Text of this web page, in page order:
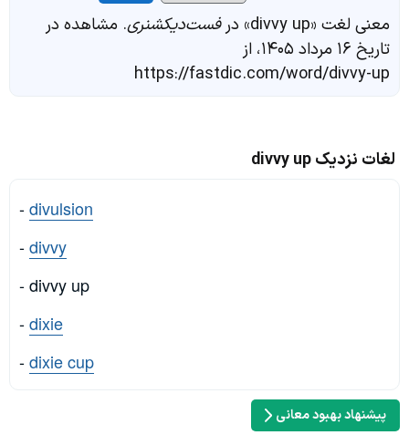
معنی لغت «divvy up» در فست‌دیکشنری. مشاهده در
تاریخ ۱۶ مرداد ۱۴۰۵، از
https://fastdic.com/word/divvy-up
لغات نزدیک divvy up
-divulsion
-divvy
- divvy up
-dixie
-dixie cup
پیشنهاد بهبود معانی